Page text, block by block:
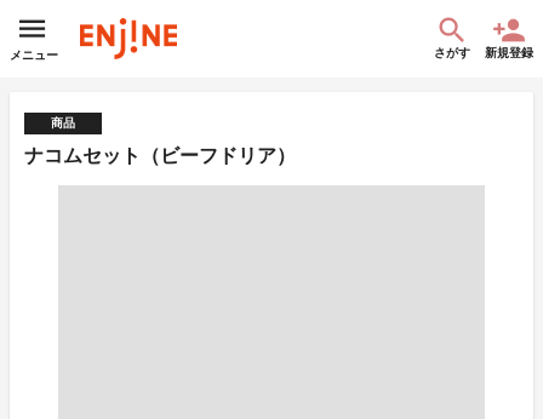
メニュー さがす 新規登録
商品
ナコムセット（ビーフドリア）